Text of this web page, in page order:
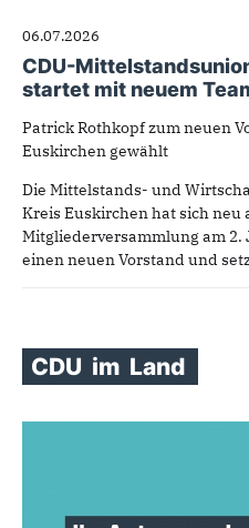
06.07.2026
CDU-
startet mit neuem
Patrick Rothkopf zum neuen
Euskirchen gewählt
Die Mittelstands- und
Kreis Euskirchen hat sich neu
Mitgliederversammlung am
einen neuen Vorstand und
CDU im Land